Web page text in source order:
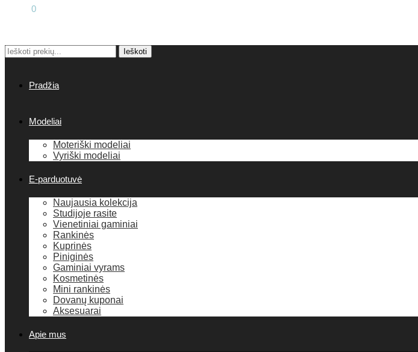
0
Ieškoti: Ieškoti
Pradžia
Modeliai
Moteriški modeliai
Vyriški modeliai
E-parduotuvė
Naujausia kolekcija
Studijoje rasite
Vienetiniai gaminiai
Rankinės
Kuprinės
Piniginės
Gaminiai vyrams
Kosmetinės
Mini rankinės
Dovanų kuponai
Aksesuarai
Apie mus